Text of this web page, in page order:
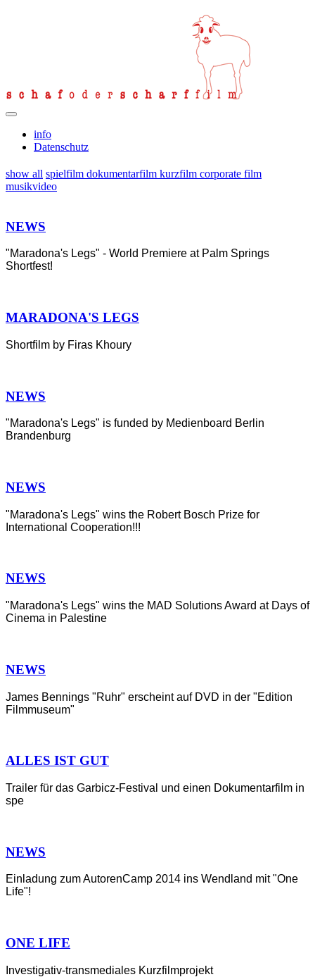
info
Datenschutz
show all spielfilm dokumentarfilm kurzfilm corporate film
musikvideo
NEWS
"Maradona's Legs" - World Premiere at Palm Springs
Shortfest!
MARADONA'S LEGS
Shortfilm by Firas Khoury
NEWS
"Maradona's Legs" is funded by Medienboard Berlin
Brandenburg
NEWS
"Maradona's Legs" wins the Robert Bosch Prize for
International Cooperation!!!
NEWS
"Maradona's Legs" wins the MAD Solutions Award at Days of
Cinema in Palestine
NEWS
James Bennings "Ruhr" erscheint auf DVD in der "Edition
Filmmuseum"
ALLES IST GUT
Trailer für das Garbicz-Festival und einen Dokumentarfilm in
spe
NEWS
Einladung zum AutorenCamp 2014 ins Wendland mit "One
Life"!
ONE LIFE
Investigativ-transmediales Kurzfilmprojekt